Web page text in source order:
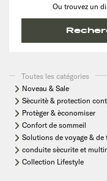
Ou trouvez un
Toutes les catégories
Noveau & Sale
Sècuritè & protection
Protèger & èconomiser
Confort de sommeil
Solutions de voyage & de
conduite sècurite et
Collection Lifestyle